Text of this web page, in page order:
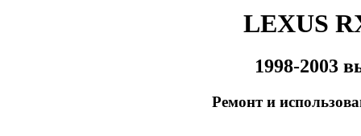
LEXUS
1998-2003
Ремонт и